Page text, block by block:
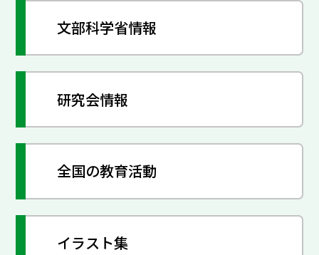
文部科学省情報
研究会情報
全国の教育活動
イラスト集